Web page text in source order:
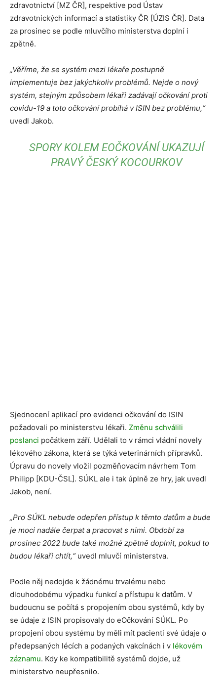
zdravotnictví [MZ ČR], respektive pod Ústav
zdravotnických informací a statistiky ČR [ÚZIS ČR]. Data
za prosinec se podle mluvčího ministerstva doplní i
zpětně.
„Věříme, že se systém mezi lékaře postupně
implementuje bez jakýchkoliv problémů. Nejde o nový
systém, stejným způsobem lékaři zadávají očkování proti
covidu-19 a toto očkování probíhá v ISIN bez problému,“
uvedl Jakob.
SPORY KOLEM EOČKOVÁNÍ UKAZUJÍ
PRAVÝ ČESKÝ KOCOURKOV
Sjednocení aplikací pro evidenci očkování do ISIN
požadovali po ministerstvu lékaři. Změnu schválili
poslanci počátkem září. Udělali to v rámci vládní novely
lékového zákona, která se týká veterinárních přípravků.
Úpravu do novely vložil pozměňovacím návrhem Tom
Philipp [KDU-ČSL]. SÚKL ale i tak úplně ze hry, jak uvedl
Jakob, není.
„Pro SÚKL nebude odepřen přístup k těmto datům a bude
je moci nadále čerpat a pracovat s nimi. Období za
prosinec 2022 bude také možné zpětně doplnit, pokud to
budou lékaři chtít,“ uvedl mluvčí ministerstva.
Podle něj nedojde k žádnému trvalému nebo
dlouhodobému výpadku funkcí a přístupu k datům. V
budoucnu se počítá s propojením obou systémů, kdy by
se údaje z ISIN propisovaly do eOčkování SÚKL. Po
propojení obou systému by měli mít pacienti své údaje o
předepsaných lécích a podaných vakcínách i v lékovém
záznamu. Kdy ke kompatibilitě systémů dojde, už
ministerstvo neupřesnilo.